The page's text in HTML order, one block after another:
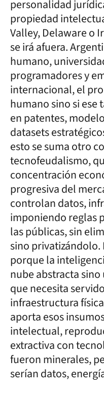
personalidad
propiedad
Valley, Delaware o
se irá afuera.
humano,
programadores y
internacional, el
humano sino si ese
en patentes,
datasets
esto se suma otro
tecnofeudalismo,
concentración
progresiva del
controlan datos,
imponiendo reglas
las públicas, sin
sino privatizándolo.
porque la
nube abstracta
que necesita
infraestructura
aporta esos
intelectual,
extractiva con
fueron minerales,
serían datos,